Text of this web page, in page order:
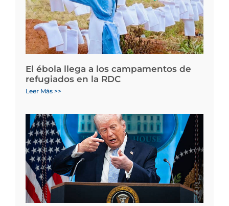
El ébola llega a los campamentos de
refugiados en la RDC
Leer Más >>